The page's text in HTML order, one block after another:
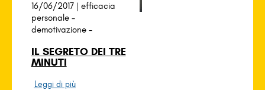
16/06/2017 | efficacia
personale-
demotivazione-
IL SEGRETO DEI TRE
MINUTI
Leggi di più